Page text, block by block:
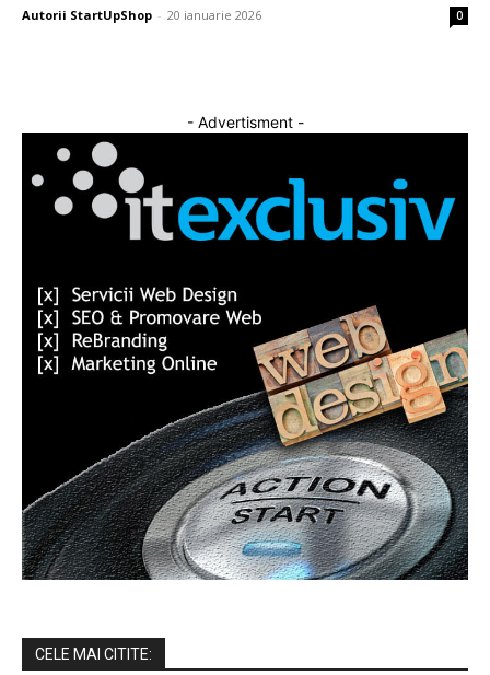
Autorii StartUpShop - 20 ianuarie 2026 0
- Advertisment -
CELE MAI CITITE: